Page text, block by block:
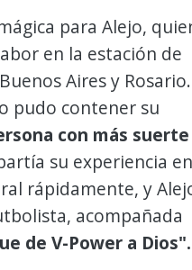
para Alejo,
en la estación de
Aires y Rosario.
pudo contener su
con más suerte
su experiencia en
rápidamente, y
acompañada
de V-Power a Dios".